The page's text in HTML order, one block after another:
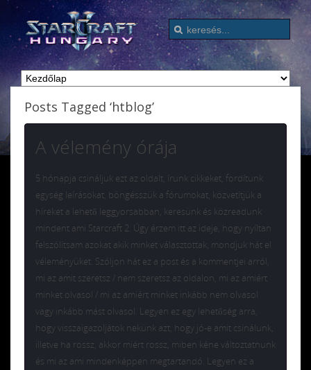
Posts Tagged ‘htblog’
A vélemény órája
5 hónapja csináljuk ezt az oldalt, írunk cikkeket, fordítunk
egység leírásokat, böngésszük a fórumokat, közvetítjük a
híreket a lehető leggyorsabban, keresünk és közreadunk
mindent ami Starcraft 2. Úgy érzem itt az ideje, hogy nyíltan
felszólítsam azokat akik minket választottak, mondjuk hát el
véleményüket. Szóljon hát ez a post és a kommentjei arról,
mi az amit szeretsz / nem szeretsz az oldalon, mi az amiért
minket olvasol / mi az amiért minket inkább nem olvasol
vagy inkább mást olvasol. Legyen ez egy lehetőség arra,
hogy visszaigazoljátok nekünk azt, hogy jó-e amit csinálunk,
illetve ha rossz, akkor miért rossz, miben kéne változtatnunk
és mi az ami mindenképpen megtartandó. Legyen ez a